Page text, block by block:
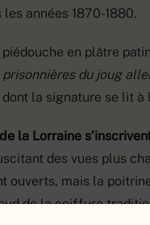
années 1870-1880.
en plâtre
du joug
dont la signature se lit à
la Lorraine
des vues plus
ouverts, mais la
de la coiffure